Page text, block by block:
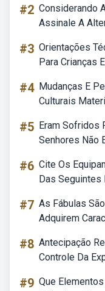
#2 Considerando
Assinale A
#3 Orientações
Para Crianças
#4 Mudanças E
Culturais
#5 Eram Sofridos
Senhores Não
#6 Cite Os
Das
#7 As Fábulas
Adquirem
#8 Antecipação
Controle Da
#9 Que